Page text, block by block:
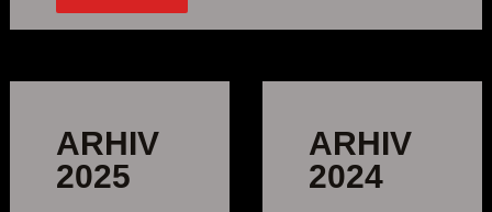
ARHIV
2025
ARHIV
2024